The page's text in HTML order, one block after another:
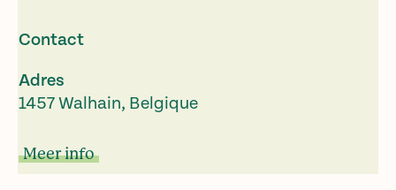
Contact
Adres
1457 Walhain, Belgique
Meer info